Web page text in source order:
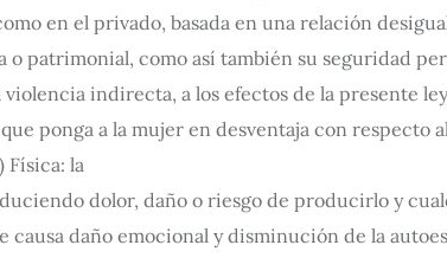
en el privado, basada en una relación
patrimonial, como así también su seguridad
violencia indirecta, a los efectos de la presente
ponga a la mujer en desventaja con respecto
Física: la
dolor, daño o riesgo de producirlo y
causa daño emocional y disminución de la